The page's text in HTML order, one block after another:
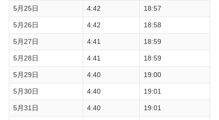
5月25日 4:42 18:57
5月26日 4:42 18:58
5月27日 4:41 18:59
5月28日 4:41 18:59
5月29日 4:40 19:00
5月30日 4:40 19:01
5月31日 4:40 19:01